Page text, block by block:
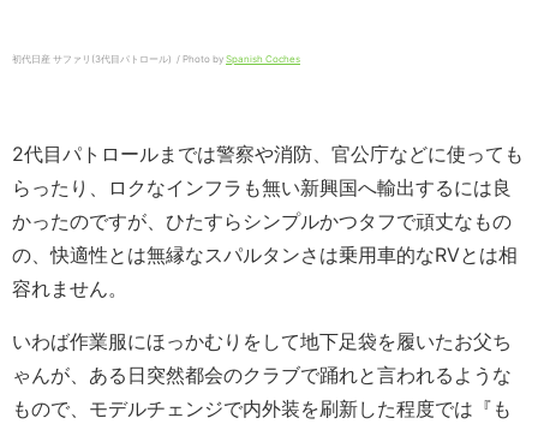
初代日産 サファリ(3代目パトロール) / Photo by Spanish Coches
2代目パトロールまでは警察や消防、官公庁などに使っても
らったり、ロクなインフラも無い新興国へ輸出するには良
かったのですが、ひたすらシンプルかつタフで頑丈なもの
の、快適性とは無縁なスパルタンさは乗用車的なRVとは相
容れません。
いわば作業服にほっかむりをして地下足袋を履いたお父ち
ゃんが、ある日突然都会のクラブで踊れと言われるような
もので、モデルチェンジで内外装を刷新した程度では『も